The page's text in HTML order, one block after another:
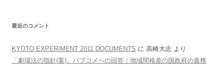
最近のコメント
KYOTO EXPERIMENT 2011 DOCUMENTS に 高崎大志 より
「劇場法の指針(案)」パブコメへの回答｜地域間格差の国政府の責務